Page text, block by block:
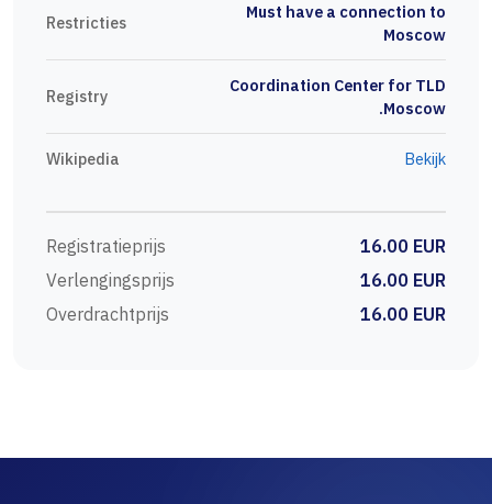
Restricties
Must have a connection to
Moscow
Registry
Coordination Center for TLD
.Moscow
Wikipedia Bekijk
Registratieprijs
16.00 EUR
Verlengingsprijs
16.00 EUR
Overdrachtprijs
16.00 EUR